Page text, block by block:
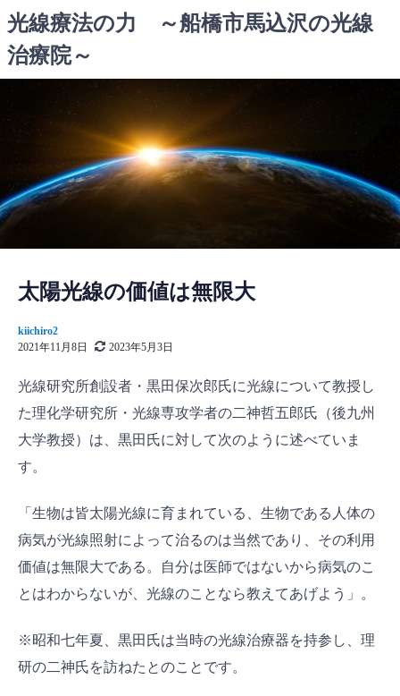
ン
テ
へ
プ
光線療法の力 ～船橋市馬込沢の光線
治療院～
太陽光線の価値は無限大
kiichiro2
2021年11月8日
2023年5月3日
光線研究所創設者・黒田保次郎氏に光線について教授し
た理化学研究所・光線専攻学者の二神哲五郎氏（後九州
大学教授）は、黒田氏に対して次のように述べていま
す。
「生物は皆太陽光線に育まれている、生物である人体の
病気が光線照射によって治るのは当然であり、その利用
価値は無限大である。自分は医師ではないから病気のこ
とはわからないが、光線のことなら教えてあげよう」。
※昭和七年夏、黒田氏は当時の光線治療器を持参し、理
研の二神氏を訪ねたとのことです。